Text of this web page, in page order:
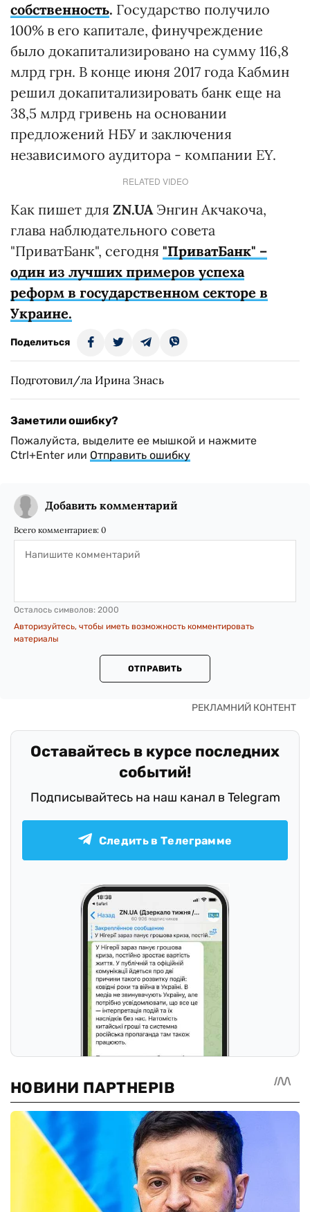
собственность. Государство получило
100% в его капитале, финучреждение
было докапитализировано на сумму 116,8
млрд грн. В конце июня 2017 года Кабмин
решил докапитализировать банк еще на
38,5 млрд гривень на основании
предложений НБУ и заключения
независимого аудитора - компании EY.
RELATED VIDEO
Как пишет для ZN.UAЭнгин Акчакоча,
глава наблюдательного совета
"ПриватБанк", сегодня "ПриватБанк" –
один из лучших примеров успеха
реформ в государственном секторе в
Украине.
Поделиться
Подготовил/ла Ирина Знась
Заметили ошибку?
Пожалуйста, выделите ее мышкой и нажмите
Ctrl+Enter или Отправить ошибку
Добавить комментарий
Всего комментариев: 0
Осталось символов: 2000
Авторизуйтесь, чтобы иметь возможность комментировать
материалы
ОТПРАВИТЬ
Оставайтесь в курсе последних
событий!
Подписывайтесь на наш канал в Telegram
Следить в Телеграмме